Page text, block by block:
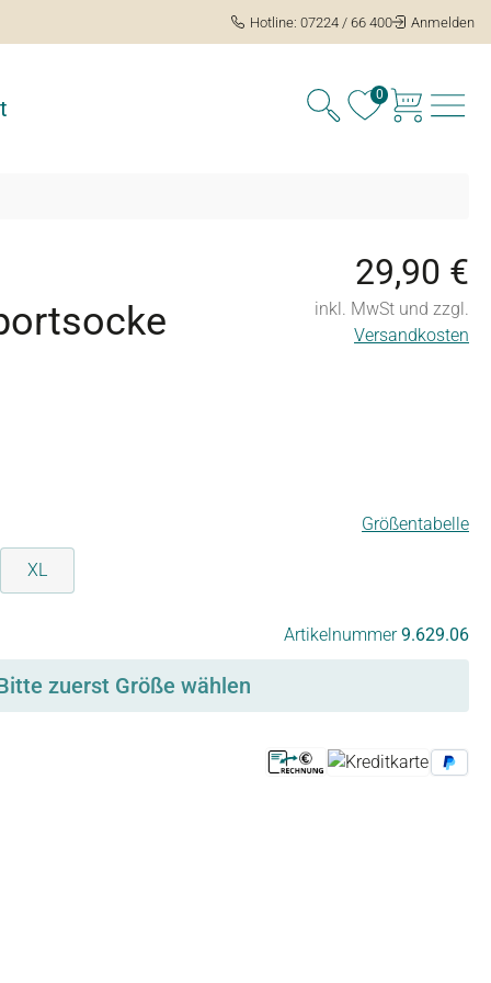
Hotline: 07224 / 66 400 Anmelden
0
29,90 €
inkl. MwSt und zzgl.
Versandkosten
Größentabelle
XL
Artikelnummer9.629.06
zuerst Größe wählen